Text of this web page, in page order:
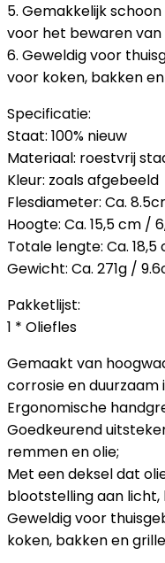
5. Gemakkelijk
voor het bewaren van
6. Geweldig voor
voor koken, bakken
Specificatie:
Staat: 100% nieuw
Materiaal: roestvrij
Kleur: zoals afgebeeld
Flesdiameter: Ca.
Hoogte: Ca. 15,5 cm /
Totale lengte: Ca.
Gewicht: Ca. 271g /
Pakketlijst:
1 * Oliefles
Gemaakt van
corrosie en duurzaam
Ergonomische
Goedkeurend
remmen en olie;
Met een deksel dat
blootstelling aan licht,
Geweldig voor
koken, bakken en